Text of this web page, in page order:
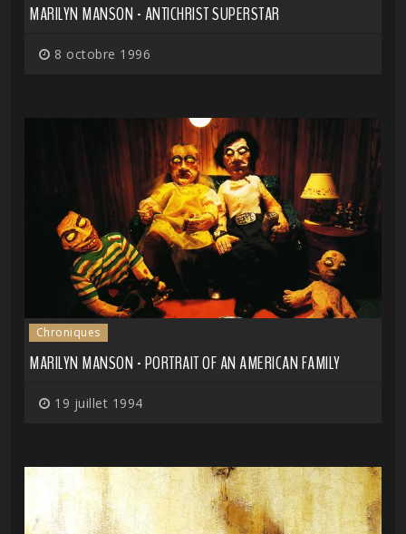
MARILYN MANSON - ANTICHRIST SUPERSTAR
8 octobre 1996
Chroniques
MARILYN MANSON - PORTRAIT OF AN AMERICAN FAMILY
19 juillet 1994